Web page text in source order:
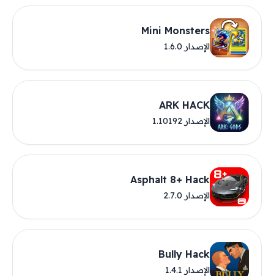
Mini Monsters
الإصدار 1.6.0
ARK HACK
الإصدار 1.10192
Asphalt 8+ Hack
الإصدار 2.7.0
Bully Hack
الإصدار 1.4.1